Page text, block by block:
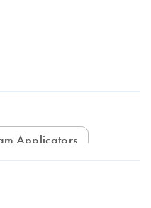
Applicators